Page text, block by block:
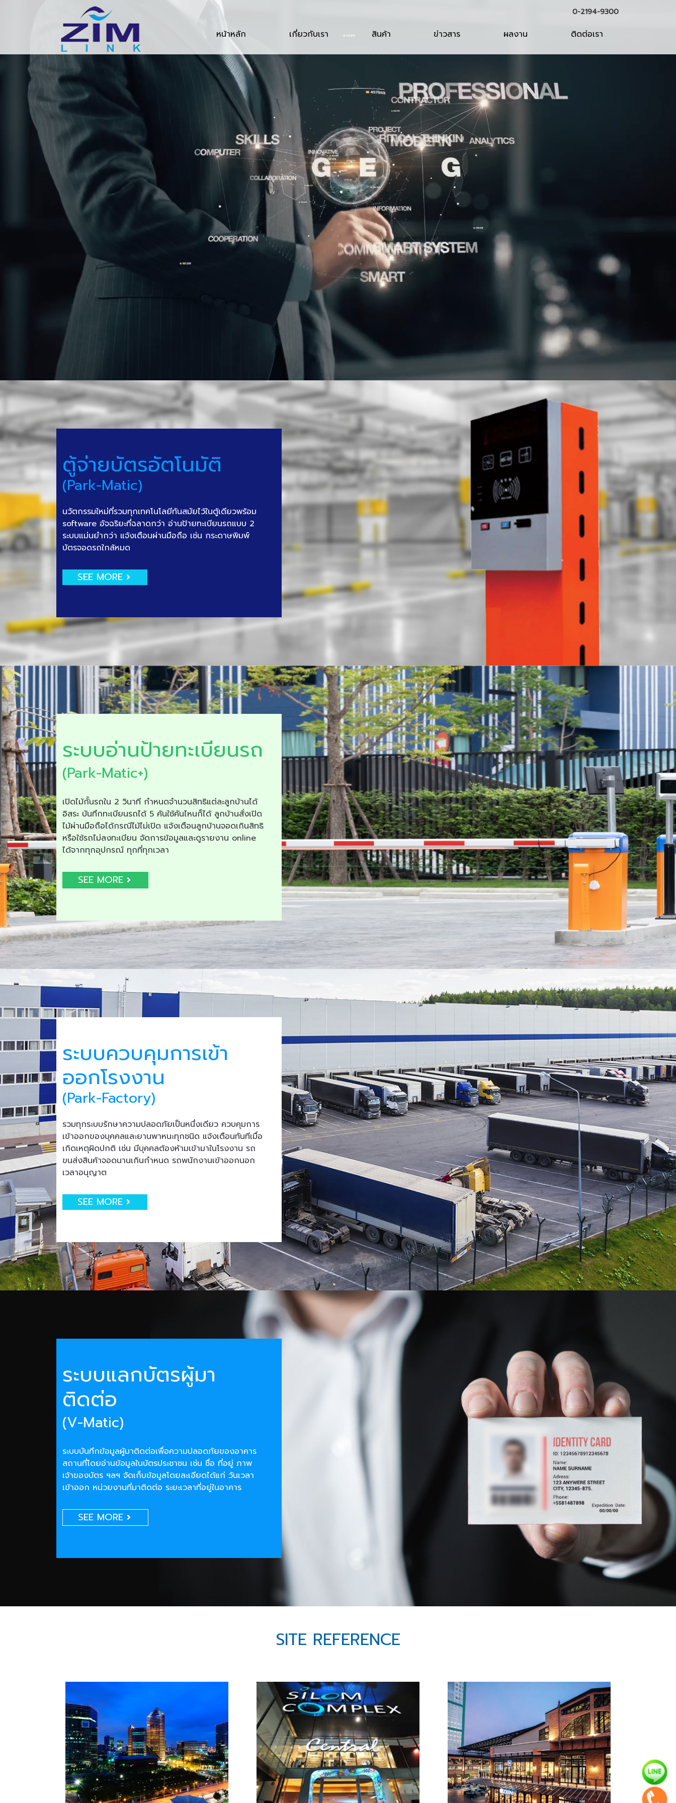
0-2194-9300
หน้าหลัก เกี่ยวกับเรา สินค้า ข่าวสาร ผลงาน ติดต่อเรา
ตู้จ่ายบัตรอัตโนมัติ
(Park-Matic)
นวัตกรรมใหม่ที่รวมทุกเทคโนโลยีทันสมัยไว้ในตู้เดียวพร้อม
software อัจฉริยะที่ฉลาดกว่า อ่านป้ายทะเบียนรถแบบ 2
ระบบแม่นยำกว่า แจ้งเตือนผ่านมือถือ เช่น กระดาษพิมพ์
บัตรจอดรถใกล้หมด
SEE MORE
ระบบอ่านป้ายทะเบียนรถ
(Park-Matic+)
เปิดไม้กั้นรถใน 2 วินาที กำหนดจำนวนสิทธิแต่ละลูกบ้านได้
อิสระ บันทึกทะเบียนรถได้ 5 คันใช้คันไหนก็ได้ ลูกบ้านสั่งเปิด
ไม้ผ่านมือถือได้กรณีไม้ไม่เปิด แจ้งเตือนลูกบ้านจอดเกินสิทธิ
หรือใช้รถไม่ลงทะเบียน จัดการข้อมูลและดูรายงาน online
ได้จากทุกอุปกรณ์ ทุกที่ทุกเวลา
SEE MORE
ระบบควบคุมการเข้า
ออกโรงงาน
(Park-Factory)
รวมทุกระบบรักษาความปลอดภัยเป็นหนึ่งเดียว ควบคุมการ
เข้าออกของบุคคลและยานพาหนะทุกชนิด แจ้งเตือนทันทีเมื่อ
เกิดเหตุผิดปกติ เช่น มีบุคคลต้องห้ามเข้ามาในโรงงาน รถ
ขนส่งสินค้าจอดนานเกินกำหนด รถพนักงานเข้าออกนอก
เวลาอนุญาต
SEE MORE
ระบบแลกบัตรผู้มา
ติดต่อ
(V-Matic)
ระบบบันทึกข้อมูลผู้มาติดต่อเพื่อความปลอดภัยของอาคาร
สถานที่โดยอ่านข้อมูลในบัตรประชาชน เช่น ชื่อ ที่อยู่ ภาพ
เจ้าของบัตร ฯลฯ จัดเก็บข้อมูลโดยละเอียดได้แก่ วันเวลา
เข้าออก หน่วยงานที่มาติดต่อ ระยะเวลาที่อยู่ในอาคาร
SEE MORE
SITE REFERENCE